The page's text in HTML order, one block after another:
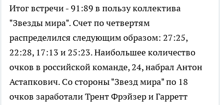
Итог встречи - 91:89 в пользу коллектива
"Звезды мира". Счет по четвертям
распределился следующим образом: 27:25,
22:28, 17:13 и 25:23. Наибольшее количество
очков в российской команде, 24, набрал Антон
Астапкович. Со стороны "Звезд мира" по 18
очков заработали Трент Фрэйзер и Гарретт